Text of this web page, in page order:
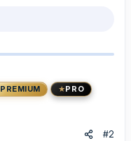
PREMIUM PRO
#2